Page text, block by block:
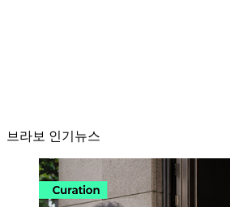
브라보 인기뉴스